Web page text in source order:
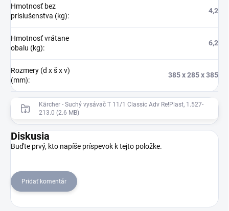
Hmotnosť bez
príslušenstva (kg):
4,2
Hmotnosť vrátane
obalu (kg):
6,2
Rozmery (d x š x v)
(mm):
385 x 285 x 385
Kärcher - Suchý vysávač T 11/1 Classic Adv Re!Plast, 1.527-
213.0 (2.6 MB)
Diskusia
Buďte prvý, kto napíše príspevok k tejto položke.
Pridať komentár